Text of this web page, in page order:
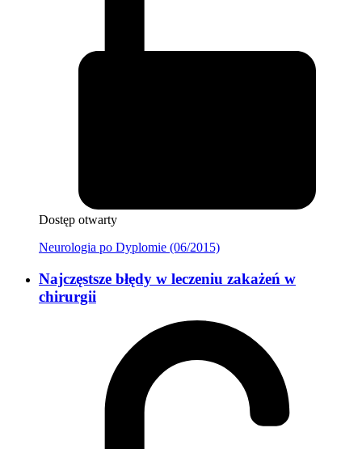
Dostęp otwarty
Neurologia po Dyplomie (06/2015)
Najczęstsze błędy w leczeniu zakażeń w
chirurgii